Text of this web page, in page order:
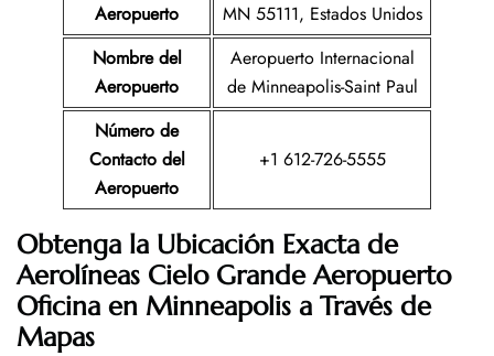
Aeropuerto
MN 55111, Estados Unidos
Nombre del
Aeropuerto
Aeropuerto Internacional
de Minneapolis-Saint Paul
Número de
Contacto del
Aeropuerto
+1 612-726-5555
Obtenga la Ubicación Exacta de
Aerolíneas Cielo Grande Aeropuerto
Oficina en Minneapolis a Través de
Mapas